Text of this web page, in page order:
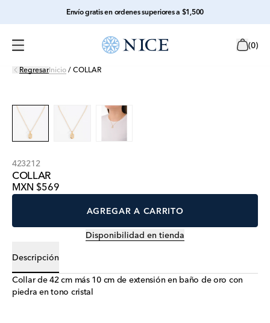
Envío gratis en ordenes superiores a $1,500
(0)
RegresarInicio / COLLAR
423212
COLLAR
MXN $569
AGREGAR A CARRITO
Disponibilidad en tienda
Descripción
Collar de 42 cm más 10 cm de extensión en baño de oro con
piedra en tono cristal